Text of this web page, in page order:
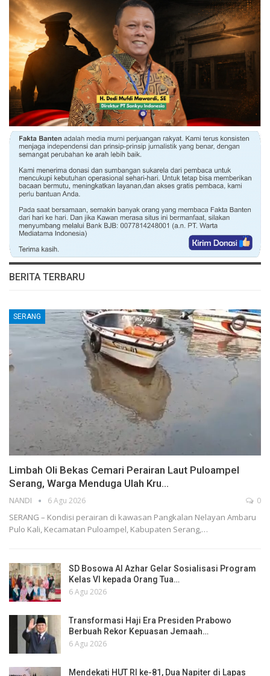
BERITA TERBARU
SERANG
Limbah Oli Bekas Cemari Perairan Laut Puloampel
Serang, Warga Menduga Ulah Kru…
NANDI 6 Agu 2026 0
SERANG – Kondisi perairan di kawasan Pangkalan Nelayan Ambaru
Pulo Kali, Kecamatan Puloampel, Kabupaten Serang,…
SD Bosowa Al Azhar Gelar Sosialisasi Program
Kelas VI kepada Orang Tua…
6 Agu 2026
Transformasi Haji Era Presiden Prabowo
Berbuah Rekor Kepuasan Jemaah…
6 Agu 2026
Mendekati HUT RI ke-81, Dua Napiter di Lapas